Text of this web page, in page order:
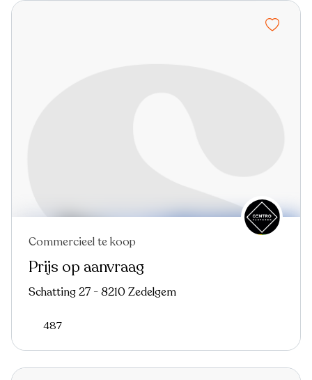
Commercieel te koop
Prijs op aanvraag
Schatting 27 - 8210 Zedelgem
487